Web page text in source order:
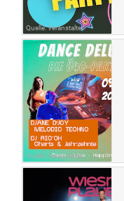
Quelle: Veranstalter
Quelle: Veranstalter